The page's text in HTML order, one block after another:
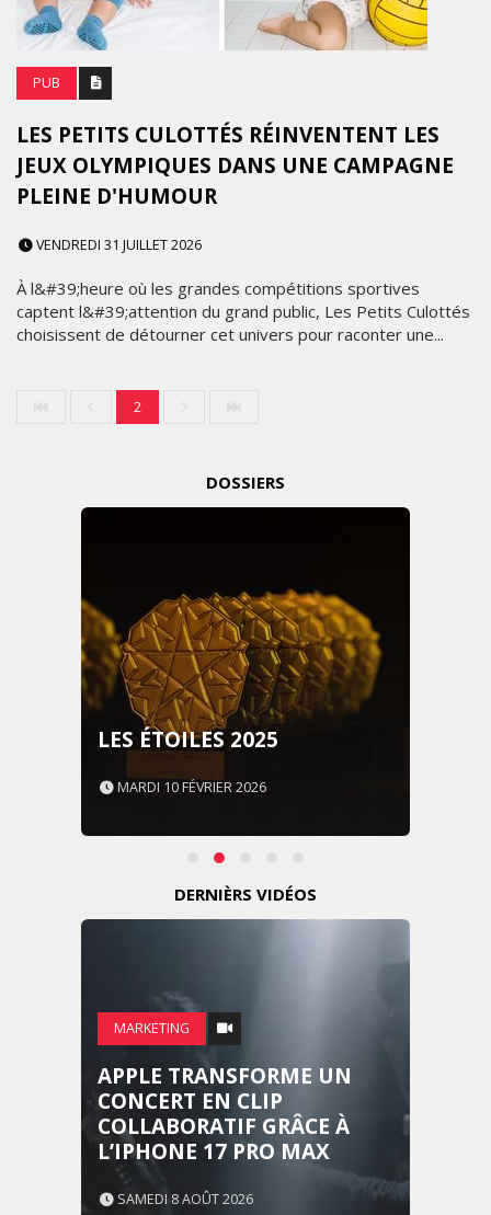
PUB
LES PETITS CULOTTÉS RÉINVENTENT LES
JEUX OLYMPIQUES DANS UNE CAMPAGNE
PLEINE D'HUMOUR
VENDREDI 31 JUILLET 2026
À l&#39;heure où les grandes compétitions sportives
captent l&#39;attention du grand public, Les Petits Culottés
choisissent de détourner cet univers pour raconter une...
2
DOSSIERS
LES ÉTOILES 2025
MARDI 10 FÉVRIER 2026
DERNIÈRS VIDÉOS
MARKETING
APPLE TRANSFORME UN
CONCERT EN CLIP
COLLABORATIF GRÂCE À
L’IPHONE 17 PRO MAX
SAMEDI 8 AOÛT 2026